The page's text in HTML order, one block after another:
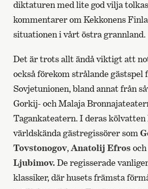
diktaturen med lite god vilja
kommentarer om Kekkonens
situationen i vårt östra grannland.
Det är trots allt ändå viktigt att
också förekom strålande gästspel
Sovjetunionen, bland annat från
Gorkij- och Malaja
Tagankateatern. I deras kölvatten
världskända gästregissörer som
Tovstonogov,Anatolij Efros och
Ljubimov. De regisserade
klassiker, där husets främsta